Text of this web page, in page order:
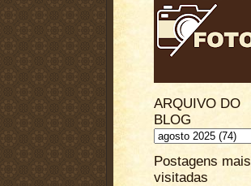
ARQUIVO DO
BLOG
Postagens mais
visitadas